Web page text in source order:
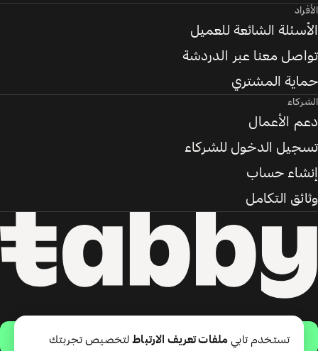
حمّل التطبيق
الأفراد
الأسئلة الشائعة للعميل
تواصل معنا عبر الدردشة
حماية المشتري
الشركاء
دعم الأعمال
تسجيل الدخول للشركاء
إنشاء حساب
وثائق التكامل
تستخدم تابي ملفات تعريف الارتباطلتخصيص تجربتك